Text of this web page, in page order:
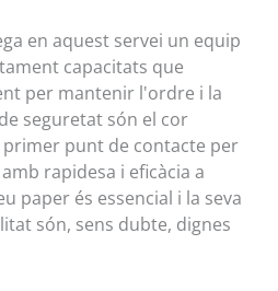
en aquest servei un equip
capacitats que
per mantenir l'ordre i la
seguretat són el cor
punt de contacte per
rapidesa i eficàcia a
paper és essencial i la seva
són, sens dubte, dignes